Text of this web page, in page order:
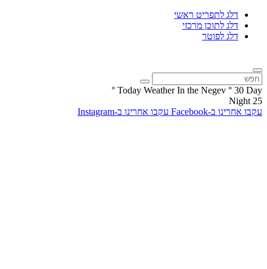
דלג לתפריט ראשי
דלג לתוכן מרכזי
דלג לפוטר
Today Weather In the Negev ° 30 Day
°
25
Night
עקבו אחרינו ב-Facebook
עקבו אחרינו ב-Instagram